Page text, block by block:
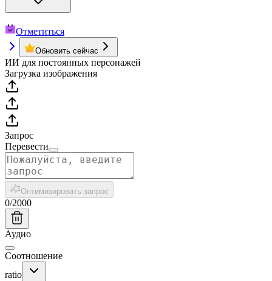
Отметиться
Обновить сейчас
ИИ для постоянных персонажей
Загрузка изображения
Запрос
Перевести
Оптимизировать запрос
0/2000
Аудио
Соотношение
ratio